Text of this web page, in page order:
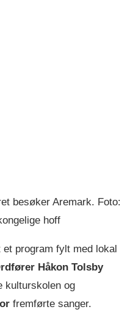
besøker Aremark. Foto:
hoff
program fylt med lokal
Håkon Tolsby
kulturskolen og
fremførte sanger.